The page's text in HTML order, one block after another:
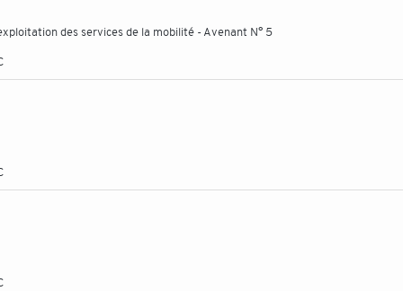
des services de la mobilité - Avenant N° 5